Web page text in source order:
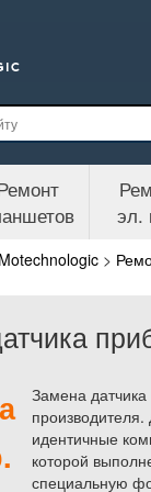
эл.
>
Замена
идентичные
которой
специальную